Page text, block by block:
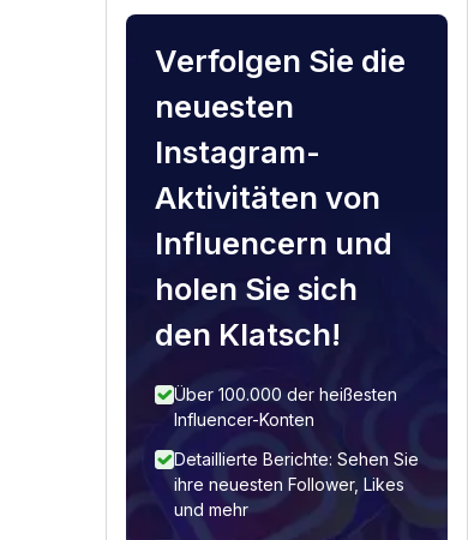
Verfolgen Sie die
neuesten
Instagram-
Aktivitäten von
Influencern und
holen Sie sich
den Klatsch!
Über 100.000 der heißesten
Influencer-Konten
Detaillierte Berichte: Sehen Sie
ihre neuesten Follower, Likes
und mehr